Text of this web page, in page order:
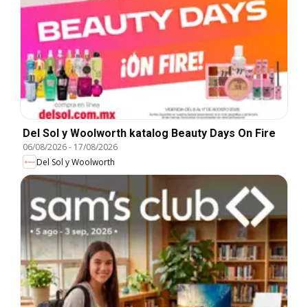
Del Sol y Woolworth katalog Beauty Days On Fire
06/08/2026- 17/08/2026
Del Sol y Woolworth